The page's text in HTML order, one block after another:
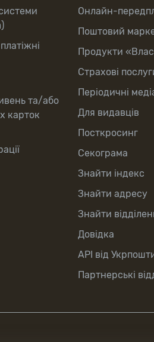
та/або
карток
Онлайн-
Поштовий
Продукти
Страхові
Періодичні
Для видавців
Посткросинг
Секограма
Знайти індекс
Знайти адресу
Знайти
Довідка
API від
Партнерські